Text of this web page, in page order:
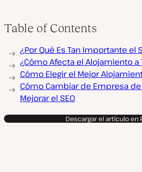
Table of Contents
¿Por Qué Es Tan Importante el
¿Cómo Afecta el Alojamiento a
Cómo Elegir el Mejor
Cómo Cambiar de Empresa
Mejorar el SEO
Descargar el artículo en